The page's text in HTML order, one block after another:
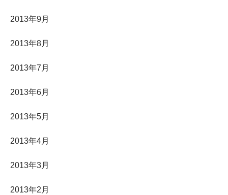
2013年9月
2013年8月
2013年7月
2013年6月
2013年5月
2013年4月
2013年3月
2013年2月